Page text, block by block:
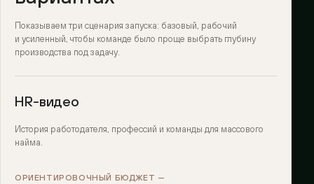
Показываем три сценария запуска: базовый, рабочий
и усиленный, чтобы команде было проще выбрать глубину
производства под задачу.
HR-видео
История работодателя, профессий и команды для массового
найма.
ОРИЕНТИРОВОЧНЫЙ БЮДЖЕТ —